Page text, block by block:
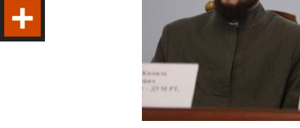
Odnoklassniki